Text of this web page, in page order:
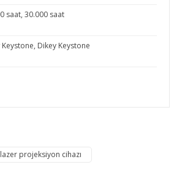
saat, 30.000 saat
Keystone, Dikey Keystone
noktaları öneri formunu
teşekkür ederiz.
lazer projeksiyon cihazı